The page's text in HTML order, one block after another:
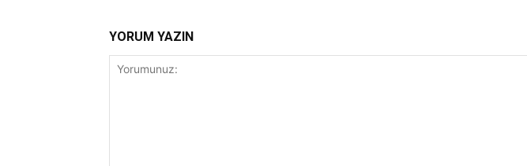
YORUM YAZIN